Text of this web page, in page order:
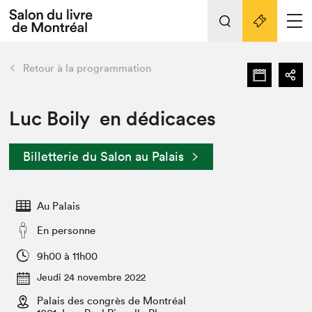
Espace médias
Espace exposant⋅e⋅s
Tout sur l'édition 2022
Actualités
Vidéos et Balados
Club de lecture Braindate
retour Nos activités
Édition 2022
Nous connaître
Projets partenaires 2022
Archives
Liens pratiques
Retour à la programmation
Luc Boily en dédicaces
Billetterie du Salon au Palais
Au Palais
En personne
9h00 à 11h00
Jeudi 24 novembre 2022
Palais des congrès de Montréal